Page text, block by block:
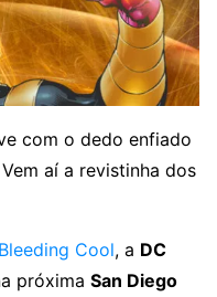
com o dedo enfiado
aí a revistinha dos
Bleeding Cool, a DC
próxima San Diego